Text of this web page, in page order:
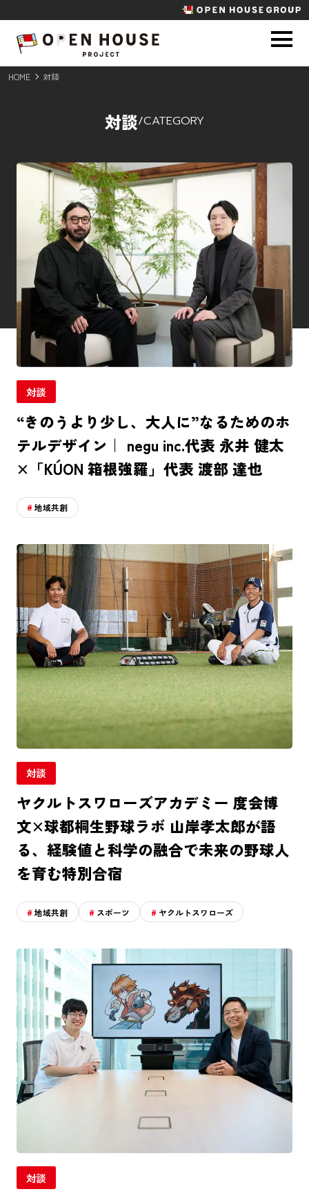
HOME 対談
対談/CATEGORY
対談
“きのうより少し、大人に”なるためのホ
テルデザイン｜ negu inc.代表 永井 健太
×「KÚON 箱根強羅」代表 渡部 達也
地域共創
対談
ヤクルトスワローズアカデミー 度会博
文×球都桐生野球ラボ 山岸孝太郎が語
る、経験値と科学の融合で未来の野球人
を育む特別合宿
地域共創 スポーツ ヤクルトスワローズ
対談